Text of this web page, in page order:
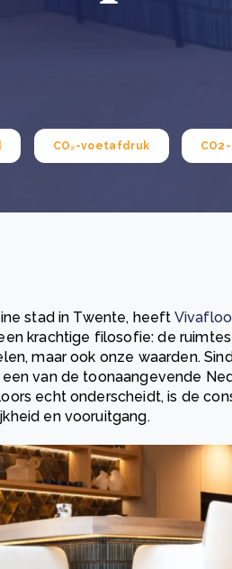
als leverancier: wat verandert
CO₂-voetafdruk
stad in Twente, heeft
krachtige filosofie: de
maar ook onze waarden.
van de toonaangevende
echt onderscheidt, is de
en vooruitgang.